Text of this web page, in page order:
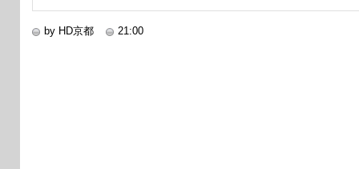
by HD京都 21:00